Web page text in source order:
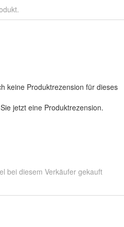
keine Produktrezension für dieses
jetzt eine Produktrezension.
bei diesem Verkäufer gekauft